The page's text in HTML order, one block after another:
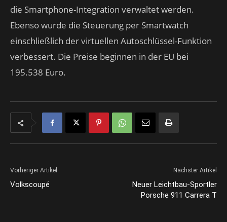
die Smartphone-Integration verwaltet werden.
Ebenso wurde die Steuerung per Smartwatch
einschließlich der virtuellen Autoschlüssel-Funktion
verbessert. Die Preise beginnen in der EU bei
195.538 Euro.
Vorheriger Artikel
Volkscoupé
Nächster Artikel
Neuer Leichtbau-Sportler
Porsche 911 Carrera T